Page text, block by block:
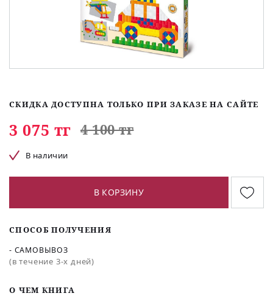
O ЧЕМ КНИГА
СКИДКА ДОСТУПНА ТОЛЬКО ПРИ ЗАКАЗЕ НА САЙТЕ
3 075 тг 4 100 тг
В наличии
В КОРЗИНУ
СПОСОБ ПОЛУЧЕНИЯ
- САМОВЫВОЗ
(в течение 3-х дней)